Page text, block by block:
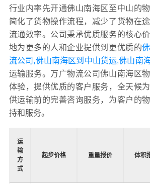
行业内率先开通佛山南海区至中山的
简化了货物操作流程，减少了货物在
流通效率。公司秉承优质服务的核心
地为更多的人和企业提供到更优质的
流公司,佛山南海区到中山货运,佛山南
运输服务。万广物流公司佛山南海区
体验，提供优质的客户服务，全天候
供运输前的完善咨询服务，为客户的
持和服务。
运
输
方
式
起步价格 重量报价 体积